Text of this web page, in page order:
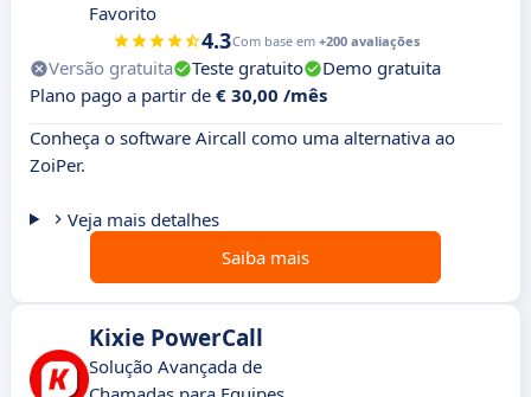
Favorito
4.3Com base em +200 avaliações
Versão gratuita Teste gratuito
Demo gratuita
Plano pago a partir de € 30,00 /mês
Conheça o software Aircall como uma alternativa ao
ZoiPer.
Veja mais detalhes
Saiba mais
Kixie PowerCall
Solução Avançada de